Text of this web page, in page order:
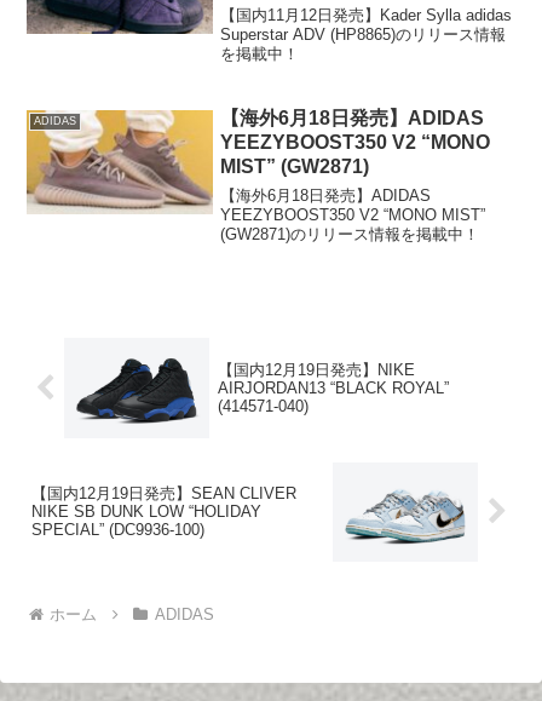
【国内11月12日発売】Kader Sylla adidas
Superstar ADV (HP8865)のリリース情報
を掲載中！
ADIDAS
【海外6月18日発売】ADIDAS
YEEZYBOOST350 V2 “MONO
MIST” (GW2871)
【海外6月18日発売】ADIDAS
YEEZYBOOST350 V2 “MONO MIST”
(GW2871)のリリース情報を掲載中！
【国内12月19日発売】NIKE
AIRJORDAN13 “BLACK ROYAL”
(414571-040)
【国内12月19日発売】SEAN CLIVER
NIKE SB DUNK LOW “HOLIDAY
SPECIAL” (DC9936-100)
ホーム ADIDAS